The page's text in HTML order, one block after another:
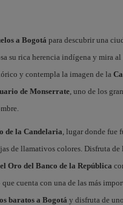
a Bogotá para descubrir una
su rica herencia indígena y mira
y contempla la imagen de la
de Monserrate, uno de los
de la Candelaria , lugar donde fue
de llamativos colores. Disfruta
Oro del Banco de la República
que cuenta con una de las más
baratos a Bogotá y disfruta de